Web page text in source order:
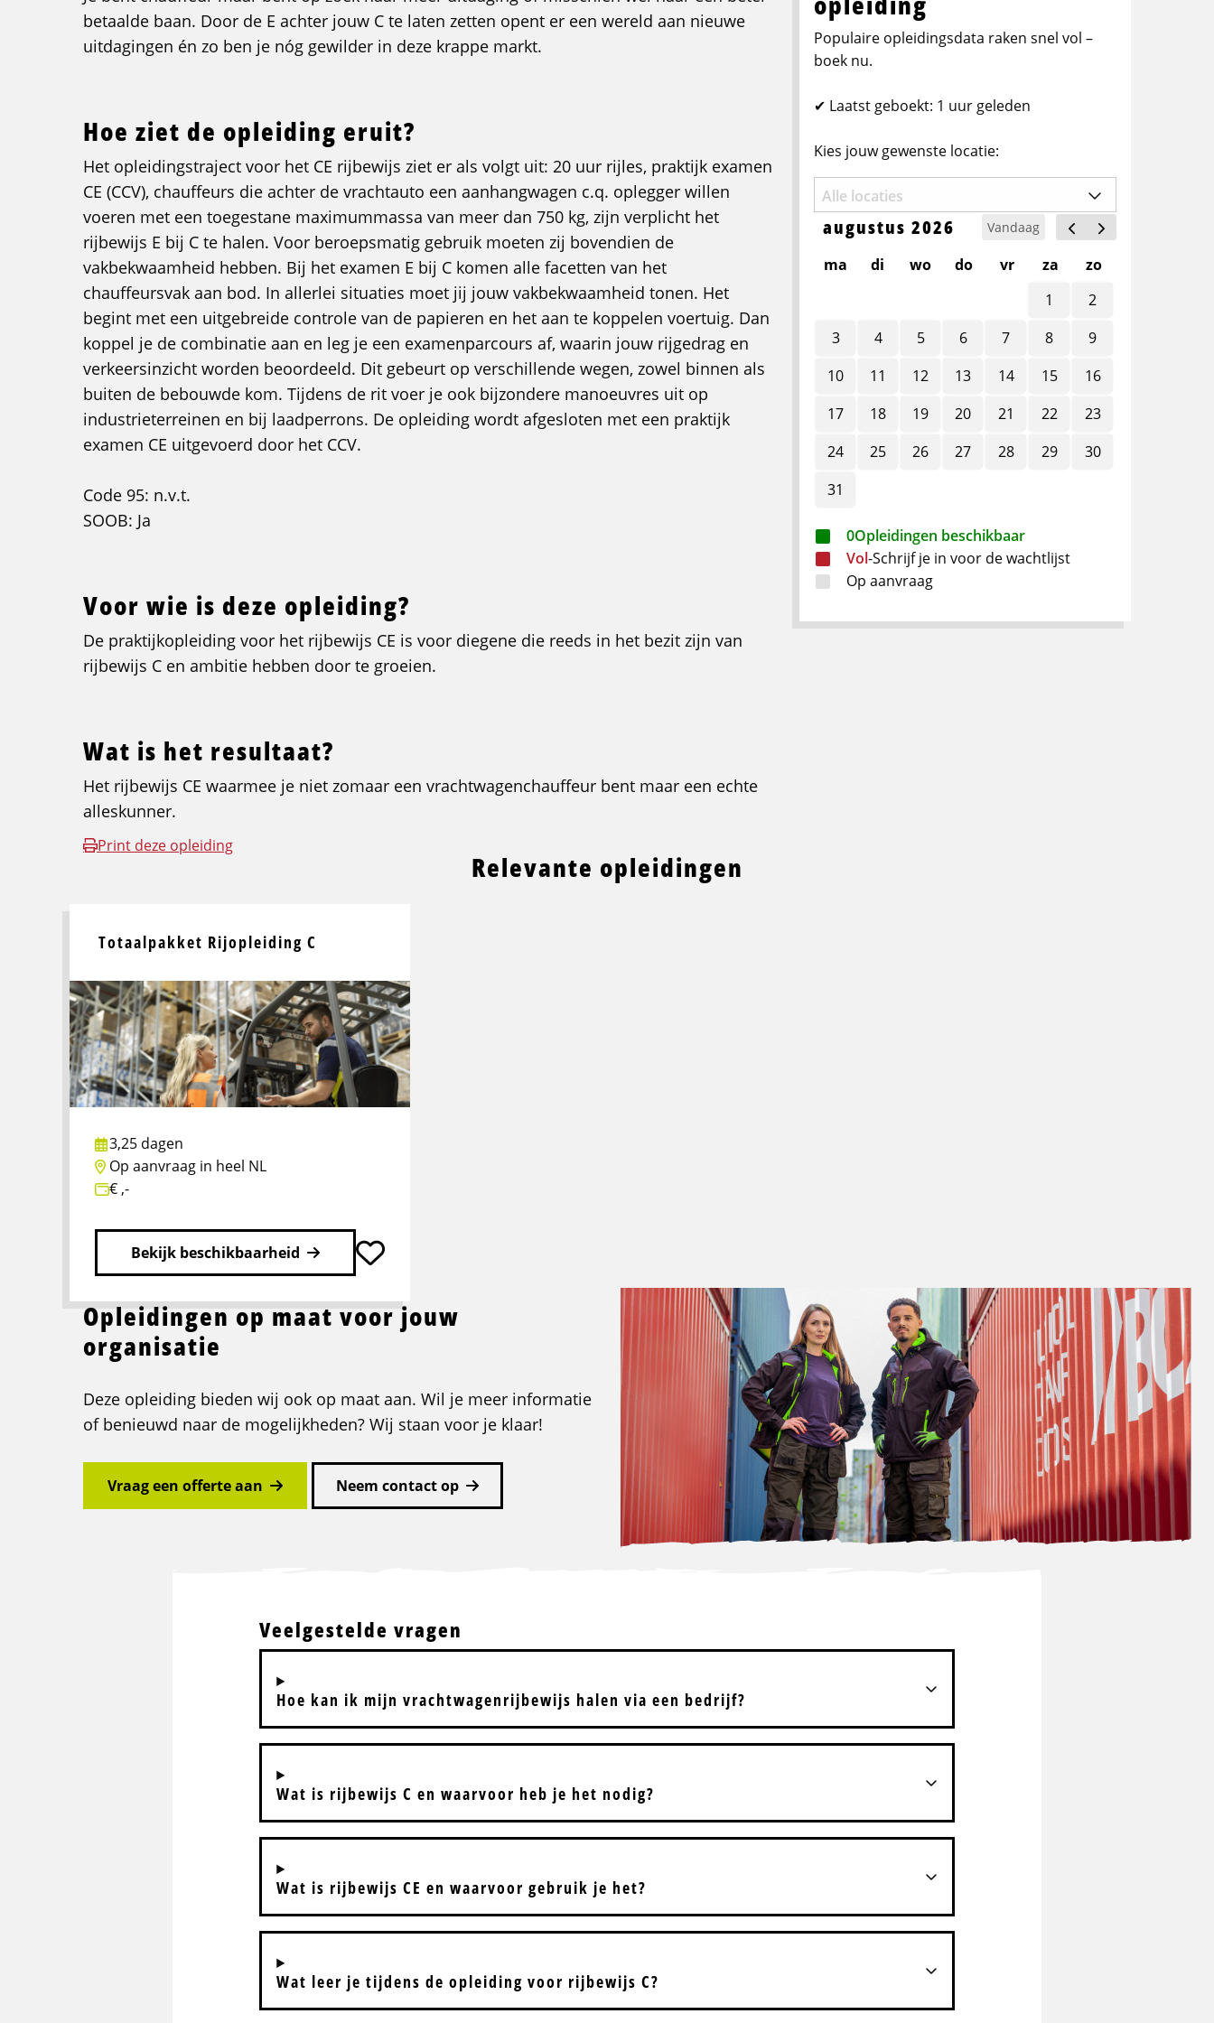
betaalde baan. Door de E achter jouw C te laten zetten opent er een wereld aan nieuwe
uitdagingen én zo ben je nóg gewilder in deze krappe markt.
Hoe ziet de opleiding eruit?
Het opleidingstraject voor het CE rijbewijs ziet er als volgt uit: 20 uur rijles, praktijk examen
CE (CCV), chauffeurs die achter de vrachtauto een aanhangwagen c.q. oplegger willen
voeren met een toegestane maximummassa van meer dan 750 kg, zijn verplicht het
rijbewijs E bij C te halen. Voor beroepsmatig gebruik moeten zij bovendien de
vakbekwaamheid hebben. Bij het examen E bij C komen alle facetten van het
chauffeursvak aan bod. In allerlei situaties moet jij jouw vakbekwaamheid tonen. Het
begint met een uitgebreide controle van de papieren en het aan te koppelen voertuig. Dan
koppel je de combinatie aan en leg je een examenparcours af, waarin jouw rijgedrag en
verkeersinzicht worden beoordeeld. Dit gebeurt op verschillende wegen, zowel binnen als
buiten de bebouwde kom. Tijdens de rit voer je ook bijzondere manoeuvres uit op
industrieterreinen en bij laadperrons. De opleiding wordt afgesloten met een praktijk
examen CE uitgevoerd door het CCV.
Code 95: n.v.t.
SOOB: Ja
Voor wie is deze opleiding?
De praktijkopleiding voor het rijbewijs CE is voor diegene die reeds in het bezit zijn van
rijbewijs C en ambitie hebben door te groeien.
Wat is het resultaat?
Het rijbewijs CE waarmee je niet zomaar een vrachtwagenchauffeur bent maar een echte
alleskunner.
Print deze opleiding
Populaire opleidingsdata raken snel vol –
boek nu.
✔ Laatst geboekt: 1 uur geleden
Kies jouw gewenste locatie:
augustus 2026 Vandaag
ma di wo do vr za
zo
1
2
3
4 5 6 7 8
9
10
11 12 13 14 15
16
17
18 19 20 21 22
23
24
25 26 27 28 29
30
31
0Opleidingen beschikbaar
Vol-Schrijf je in voor de wachtlijst
Op aanvraag
Relevante opleidingen
3,25 dagen
Op aanvraag in heel NL
€ ,-
Bekijk beschikbaarheid
Totaalpakket Rijopleiding C
Lees
meer
over
Rijopleiding
Opleidingen op maat voor jouw
organisatie
Deze opleiding bieden wij ook op maat aan. Wil je meer informatie
of benieuwd naar de mogelijkheden? Wij staan voor je klaar!
Vraag een offerte aan Neem contact op
Veelgestelde vragen
Hoe kan ik mijn vrachtwagenrijbewijs halen via een bedrijf?
Wat is rijbewijs C en waarvoor heb je het nodig?
Wat is rijbewijs CE en waarvoor gebruik je het?
Wat leer je tijdens de opleiding voor rijbewijs C?